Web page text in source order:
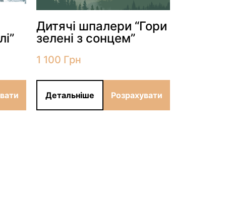
Дитячі шпалери “Гори
зелені з сонцем”
1 100 Грн
Детальніше Розрахувати